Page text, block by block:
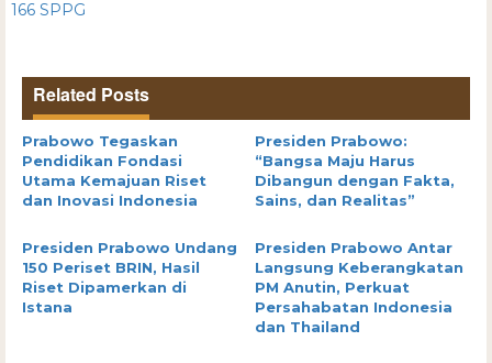
166 SPPG
Related Posts
Prabowo Tegaskan
Pendidikan Fondasi
Utama Kemajuan Riset
dan Inovasi Indonesia
Presiden Prabowo:
“Bangsa Maju Harus
Dibangun dengan Fakta,
Sains, dan Realitas”
Presiden Prabowo Undang
150 Periset BRIN, Hasil
Riset Dipamerkan di
Istana
Presiden Prabowo Antar
Langsung Keberangkatan
PM Anutin, Perkuat
Persahabatan Indonesia
dan Thailand